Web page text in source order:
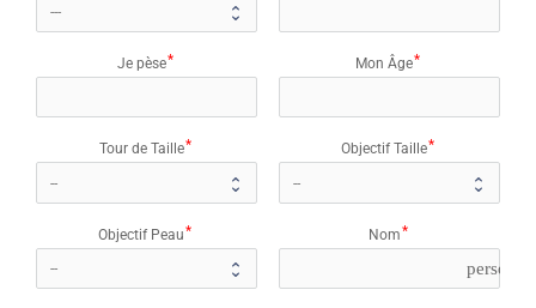
Je pèse Mon Âge
Tour de Taille Objectif Taille
Objectif Peau Nom